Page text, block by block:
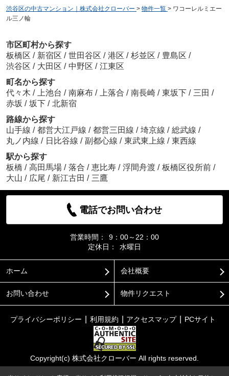
渋谷区の中古マンション｜株式会社クローバー > 物件一覧 > ワコーレルミエー
ル三ノ輪
市区町村から探す
板橋区 / 新宿区 / 世田谷区 / 港区 / 杉並区 / 豊島区 /
渋谷区 / 大田区 / 中野区 / 江東区
町名から探す
代々木 / 上池台 / 南麻布 / 上落合 / 南長崎 / 東坂下 / 三田 /
赤坂 / 坂下 / 北新宿
路線から探す
山手線 / 都営大江戸線 / 都営三田線 / 埼京線 / 総武線 /
丸ノ内線 / 日比谷線 / 副都心線 / 東武東上線 / 東西線
駅から探す
板橋 / 高田馬場 / 落合 / 恵比寿 / 浮間舟渡 / 板橋区役所前 /
大山 / 広尾 / 新江古田 / 三鷹
電話でお問い合わせ
営業時間：
9：00～22：00
定休日：
水曜日
ホーム 会社概要
お問い合わせ 物件リクエスト
プライバシーポリシー 利用規約 アクセスマップ PCサイト
Copyright(c) 株式会社クローバー All rights reserved.